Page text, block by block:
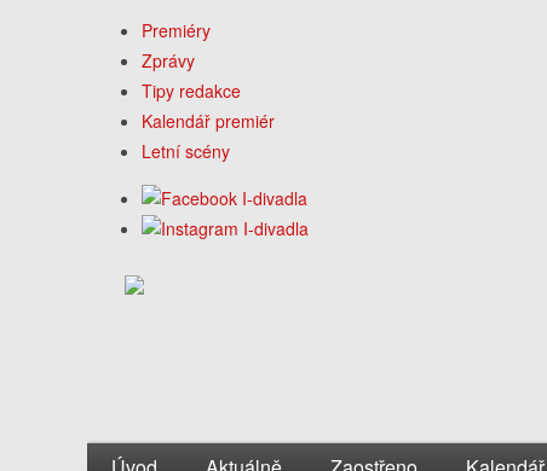
Premiéry
Zprávy
Tipy redakce
Kalendář premiér
Letní scény